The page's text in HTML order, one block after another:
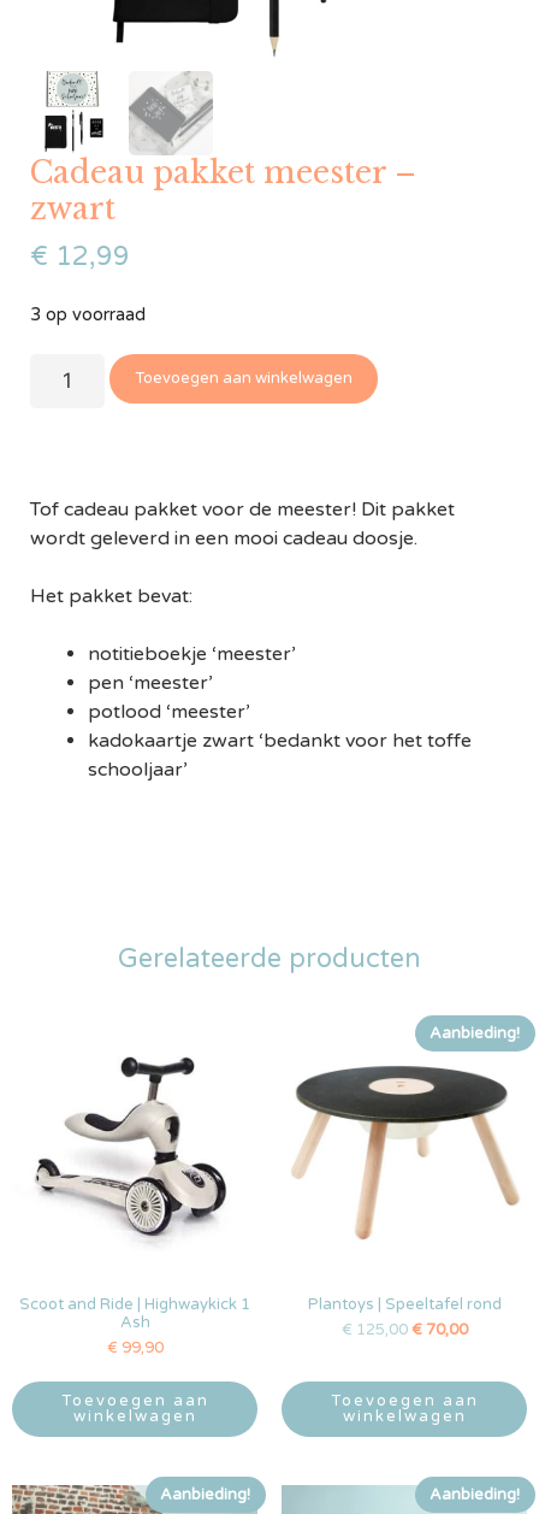
Cadeau pakket meester –
zwart
€ 12,99
3 op voorraad
Toevoegen aan winkelwagen
Tof cadeau pakket voor de meester! Dit pakket
wordt geleverd in een mooi cadeau doosje.
Het pakket bevat:
notitieboekje ‘meester’
pen ‘meester’
potlood ‘meester’
kadokaartje zwart ‘bedankt voor het toffe
schooljaar’
Gerelateerde producten
Scoot and Ride | Highwaykick 1
Ash
€ 99,90
Toevoegen aan
winkelwagen
Aanbieding!
Plantoys | Speeltafel rond
€ 125,00 €70,00
Toevoegen aan
winkelwagen
Aanbieding! Aanbieding!